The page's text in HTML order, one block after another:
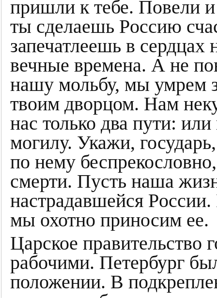
пришли к тебе. Повели
ты сделаешь Poccию
запечатлеешь в
вечные времена. А не
нашу мольбу, мы умрем
твоим дворцом. Нам
нас только два пути:
могилу. Укажи,
по нему
смерти. Пусть наша
настрадавшейся
мы охотно приносим ее.
Царское правительство
рабочими. Петербург
положении. В